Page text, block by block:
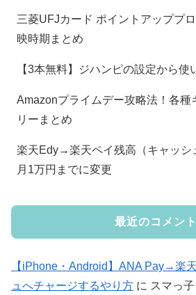
三菱UFJカード ポイントアッププ
映時期まとめ
【3本無料】ジハンピの設定から使
Amazonプライムデー攻略法！各種
リーまとめ
楽天Edy→楽天ペイ残高（キャッシ
月1万円までに変更
最近のコメント
【iPhone・Android】ANA Pay→楽
ュへチャージするやり方 に スマっ子